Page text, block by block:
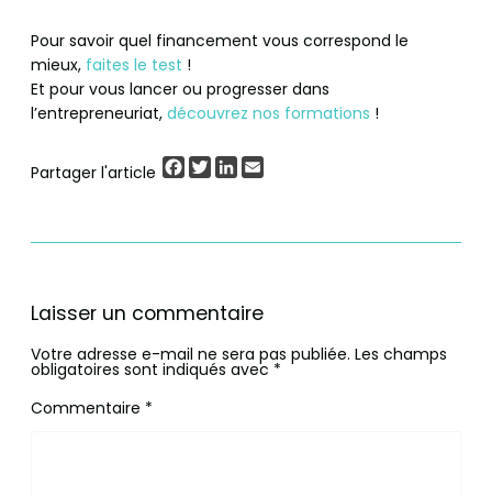
Pour savoir quel financement vous correspond le
mieux, faites le test !
Et pour vous lancer ou progresser dans
l’entrepreneuriat, découvrez nos formations !
Partager l'article Facebook
TwitterLinkedIn
Laisser un commentaire
Votre adresse e-mail ne sera pas publiée. Les champs
obligatoires sont indiqués avec *
Commentaire *